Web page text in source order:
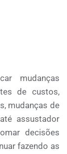
mudanças
de custos,
mudanças de
assustador
decisões
fazendo as